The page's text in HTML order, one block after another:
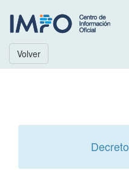
Volver
Decreto